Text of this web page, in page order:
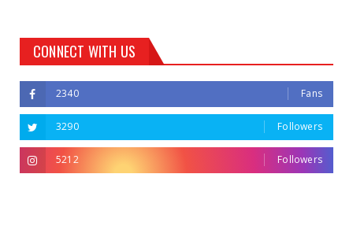
CONNECT WITH US
2340 Fans
3290 Followers
5212 Followers